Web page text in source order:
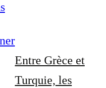
Entre Grèce et
Turquie, les